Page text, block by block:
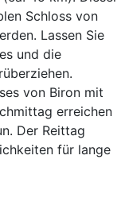
Schloss von
Lassen Sie
und die
von Biron mit
erreichen
Der Reittag
für lange